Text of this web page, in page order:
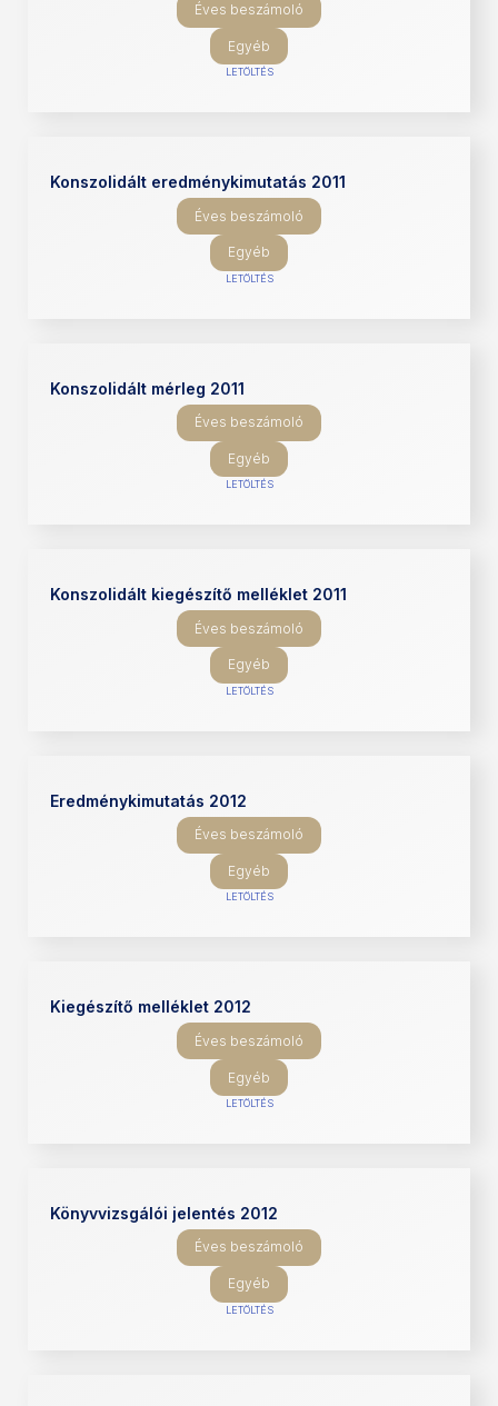
Éves beszámoló
Egyéb
LETÖLTÉS
Konszolidált eredménykimutatás 2011
Éves beszámoló
Egyéb
LETÖLTÉS
Konszolidált mérleg 2011
Éves beszámoló
Egyéb
LETÖLTÉS
Konszolidált kiegészítő melléklet 2011
Éves beszámoló
Egyéb
LETÖLTÉS
Eredménykimutatás 2012
Éves beszámoló
Egyéb
LETÖLTÉS
Kiegészítő melléklet 2012
Éves beszámoló
Egyéb
LETÖLTÉS
Könyvvizsgálói jelentés 2012
Éves beszámoló
Egyéb
LETÖLTÉS